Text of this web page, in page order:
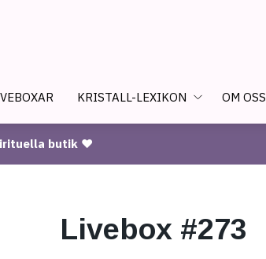
KRISTALL-LEXIKON OM OSS
butik ♥
Livebox #273